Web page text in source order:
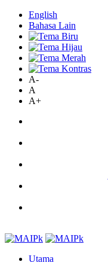
English
Bahasa Lain
A-
A
A+
Utama